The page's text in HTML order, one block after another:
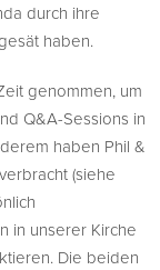
durch ihre
haben.
genommen, um
Q&A-Sessions in
haben Phil &
(siehe
in unserer Kirche
Die beiden